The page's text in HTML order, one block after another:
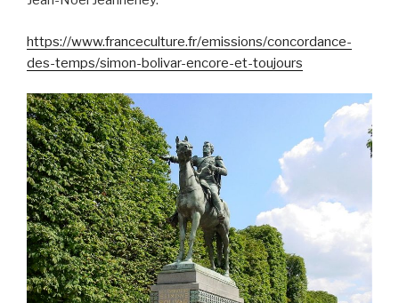
https://www.franceculture.fr/emissions/concordance-
des-temps/simon-bolivar-encore-et-toujours